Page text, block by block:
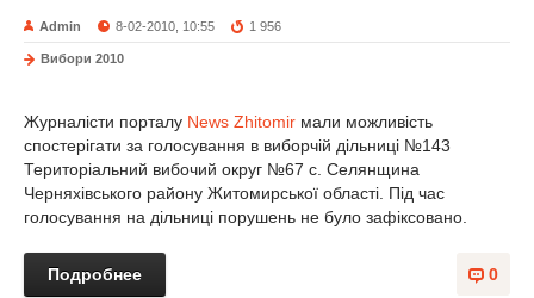
Admin 8-02-2010, 10:55 1 956
Вибори 2010
Журналісти порталу News Zhitomir мали можливість
спостерігати за голосування в виборчій дільниці №143
Територіальний вибочий округ №67 с. Селянщина
Черняхівського району Житомирської області. Під час
голосування на дільниці порушень не було зафіксовано.
0
Подробнее